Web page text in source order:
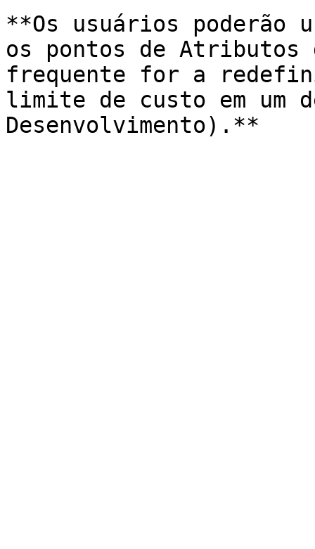
**Os usuários poderão
os pontos de Atributos
frequente for a
limite de custo em um